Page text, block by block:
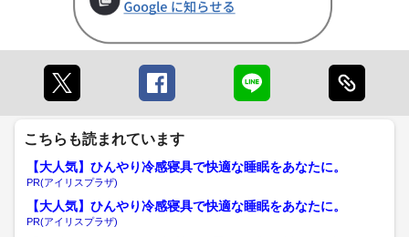
こちらも読まれています
【大人気】ひんやり冷感寝具で快適な睡眠をあなたに。
PR(アイリスプラザ)
【大人気】ひんやり冷感寝具で快適な睡眠をあなたに。
PR(アイリスプラザ)